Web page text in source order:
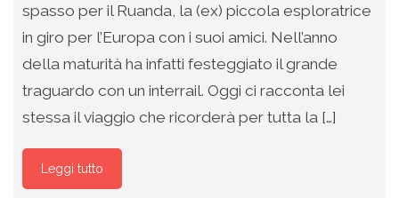
spasso per il Ruanda, la (ex) piccola esploratrice
in giro per l’Europa con i suoi amici. Nell’anno
della maturità ha infatti festeggiato il grande
traguardo con un interrail. Oggi ci racconta lei
stessa il viaggio che ricorderà per tutta la […]
Leggi tutto